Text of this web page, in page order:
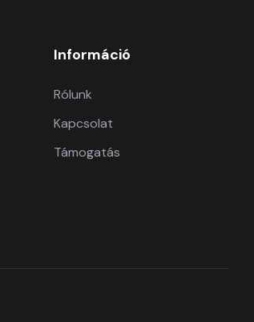
Információ
Rólunk
Kapcsolat
Támogatás